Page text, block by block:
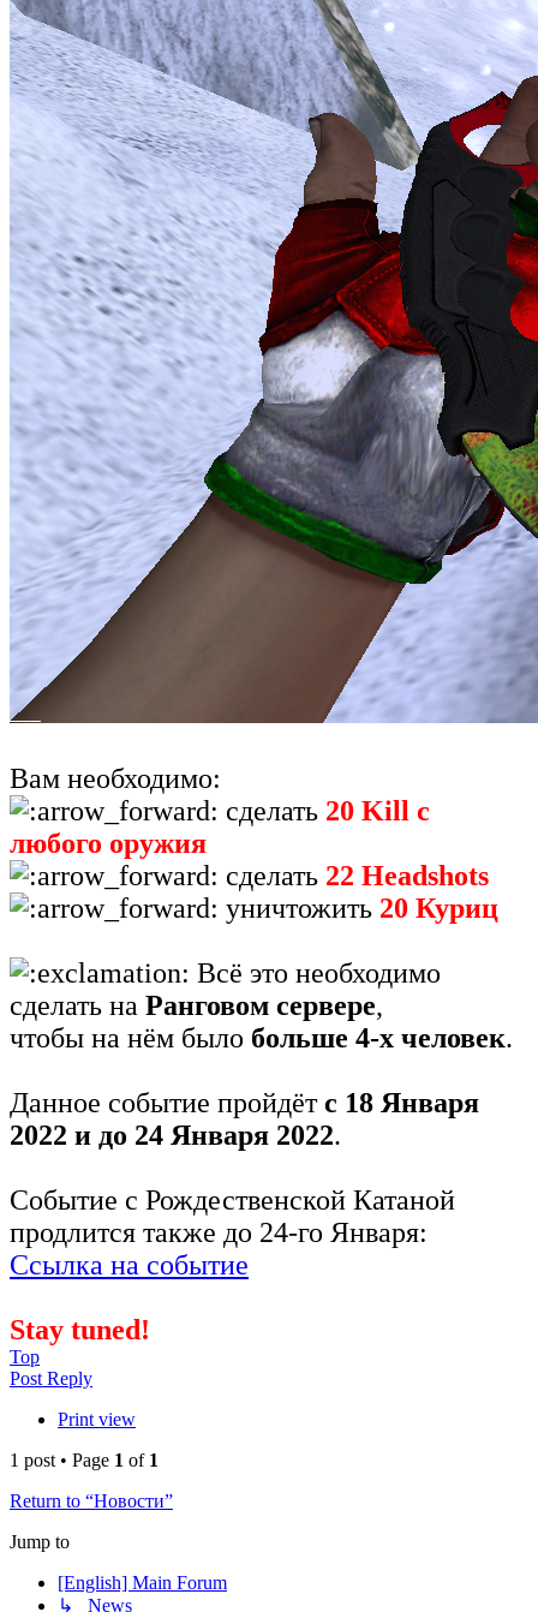
Вам необходимо:
сделать 20 Kill с
любого оружия
сделать 22 Headshots
уничтожить 20 Куриц
Всё это необходимо
сделать на Ранговом сервере,
чтобы на нём было больше 4-х человек.
Данное событие пройдётс 18 Января
2022 и до 24 Января 2022.
Событие с Рождественской Катаной
продлится также до 24-го Января:
Ссылка на событие
Stay tuned!
Top
Post Reply
Print view
1 post • Page 1 of 1
Return to “Новости”
Jump to
[English] Main Forum
↳ News